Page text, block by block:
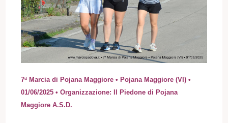
7ª Marcia di Pojana Maggiore • Pojana Maggiore (VI) •
01/06/2025 • Organizzazione: Il Piedone di Pojana
Maggiore A.S.D.